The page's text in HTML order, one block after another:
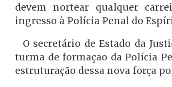
devem nortear qualquer
ingresso à Polícia Penal do
O secretário de Estado da
turma de formação da Polícia
estruturação dessa nova força